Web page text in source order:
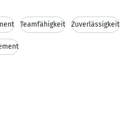
Teamfähigkeit Zuverlässigkeit